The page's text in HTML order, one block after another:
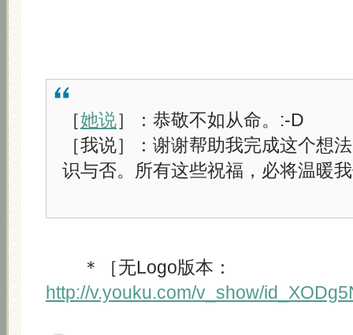
［她说］：恭敬不如从命。:-D
［我说］：谢谢帮助我完成这个想
识与否。所有这些祝福，必将温暖
＊［无Logo版本：
http://v.youku.com/v_show/